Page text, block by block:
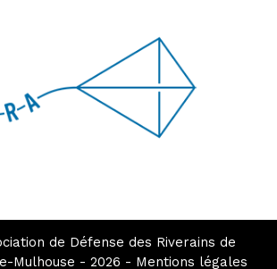
de Défense des Riverains de
Mulhouse - 2026 - Mentions légales